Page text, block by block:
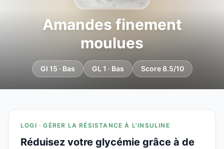
Amandes finement
moulues
GI 15 · Bas GL 1 · Bas Score 8.5/10
LOGI · GÉRER LA RÉSISTANCE À L'INSULINE
Réduisez votre glycémie grâce à de